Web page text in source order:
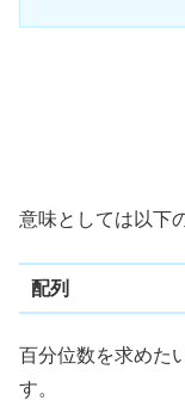
意味としては以下
配列
百分位数を求めた
す。